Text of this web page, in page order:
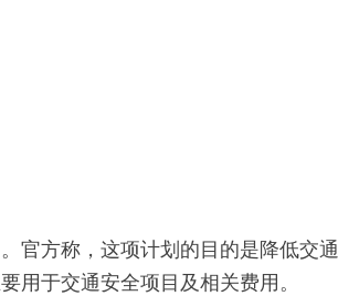
官方称，这项计划的目的是降低交通
用于交通安全项目及相关费用。